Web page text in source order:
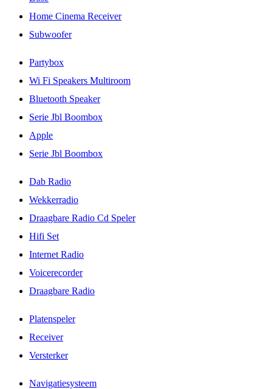
Home Cinema Receiver
Subwoofer
Partybox
Wi Fi Speakers Multiroom
Bluetooth Speaker
Serie Jbl Boombox
Apple
Serie Jbl Boombox
Dab Radio
Wekkerradio
Draagbare Radio Cd Speler
Hifi Set
Internet Radio
Voicerecorder
Draagbare Radio
Platenspeler
Receiver
Versterker
Navigatiesysteem